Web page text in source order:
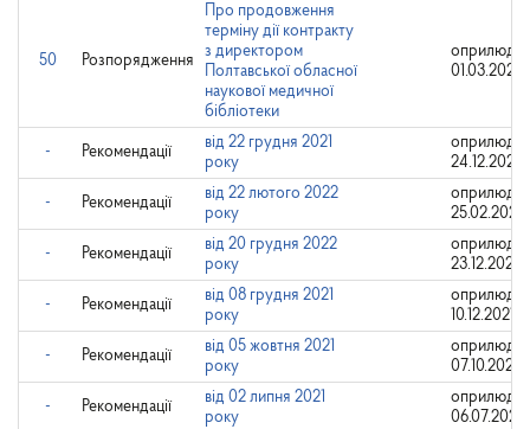
50 Розпорядження
Про продовження
терміну дії контракту
з директором
Полтавської обласної
наукової медичної
бібліотеки
01.03.2023
- Рекомендації
від 22 грудня 2021
року
24.12.2021
- Рекомендації
від 22 лютого 2022
року
25.02.2022
- Рекомендації
від 20 грудня 2022
року
23.12.2022
- Рекомендації
від 08 грудня 2021
року
10.12.2021
- Рекомендації
від 05 жовтня 2021
року
07.10.2021
- Рекомендації
від 02 липня 2021
року
06.07.2021